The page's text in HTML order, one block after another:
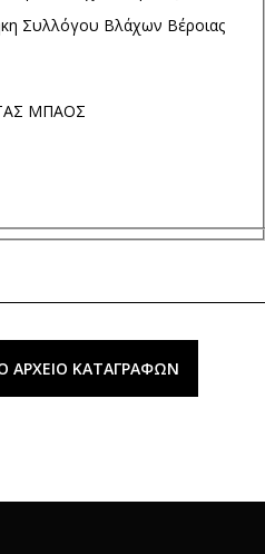
Συλλόγου Βλάχων Βέροιας
ΜΠΑΟΣ
ΑΡΧΕΊΟ ΚΑΤΑΓΡΑΦΏΝ